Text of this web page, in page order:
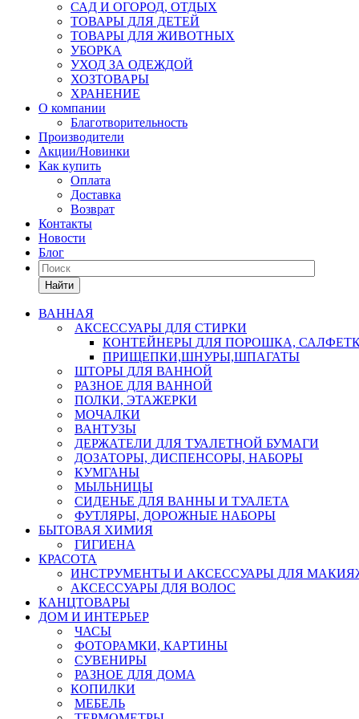
САД И ОГОРОД, ОТДЫХ
ТОВАРЫ ДЛЯ ДЕТЕЙ
ТОВАРЫ ДЛЯ ЖИВОТНЫХ
УБОРКА
УХОД ЗА ОДЕЖДОЙ
ХОЗТОВАРЫ
ХРАНЕНИЕ
О компании
Благотворительность
Производители
Акции/Новинки
Как купить
Оплата
Доставка
Возврат
Контакты
Новости
Блог
Найти
ВАННАЯ
АКСЕССУАРЫ ДЛЯ СТИРКИ
КОНТЕЙНЕРЫ ДЛЯ ПОРОШКА,
ПРИЩЕПКИ,ШНУРЫ,ШПАГАТЫ
ШТОРЫ ДЛЯ ВАННОЙ
РАЗНОЕ ДЛЯ ВАННОЙ
ПОЛКИ, ЭТАЖЕРКИ
МОЧАЛКИ
ВАНТУЗЫ
ДЕРЖАТЕЛИ ДЛЯ ТУАЛЕТНОЙ БУМАГИ
ДОЗАТОРЫ, ДИСПЕНСОРЫ, НАБОРЫ
КУМГАНЫ
МЫЛЬНИЦЫ
СИДЕНЬЕ ДЛЯ ВАННЫ И ТУАЛЕТА
ФУТЛЯРЫ, ДОРОЖНЫЕ НАБОРЫ
БЫТОВАЯ ХИМИЯ
ГИГИЕНА
КРАСОТА
ИНСТРУМЕНТЫ И АКСЕССУАРЫ ДЛЯ
АКСЕССУАРЫ ДЛЯ ВОЛОС
КАНЦТОВАРЫ
ДОМ И ИНТЕРЬЕР
ЧАСЫ
ФОТОРАМКИ, КАРТИНЫ
СУВЕНИРЫ
РАЗНОЕ ДЛЯ ДОМА
КОПИЛКИ
МЕБЕЛЬ